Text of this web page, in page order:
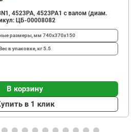
4523PA, 4523PA1 с валом (диам.
ЦБ-00008082
размеры, мм 740x370x150
в упаковке, кг5.5
В корзину
в 1 клик